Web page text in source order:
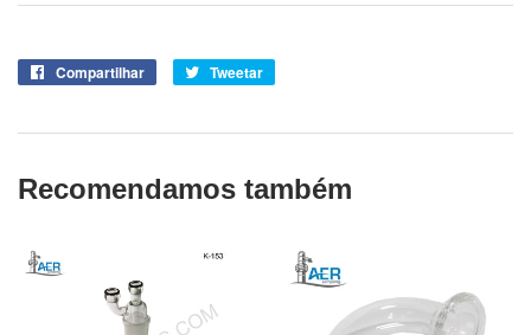
Compartilhar
CompartilheTweetar
Recomendamos também